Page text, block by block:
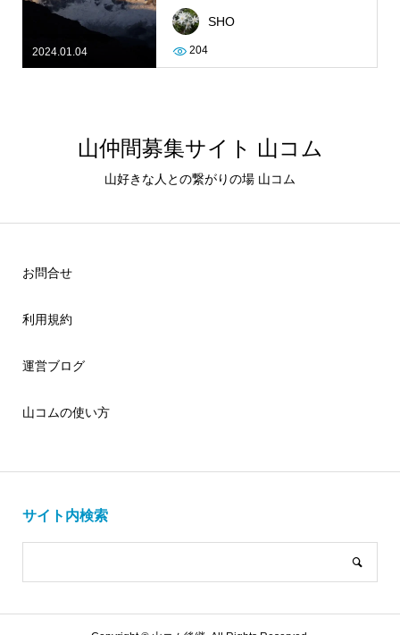
2024.01.04
SHO
204
山仲間募集サイト 山コム
山好きな人との繋がりの場 山コム
お問合せ
利用規約
運営ブログ
山コムの使い方
サイト内検索